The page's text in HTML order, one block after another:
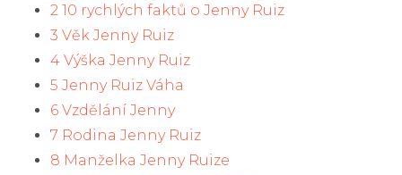
2 10 rychlých faktů o Jenny Ruiz
3 Věk Jenny Ruiz
4 Výška Jenny Ruiz
5 Jenny Ruiz Váha
6 Vzdělání Jenny
7 Rodina Jenny Ruiz
8 Manželka Jenny Ruize